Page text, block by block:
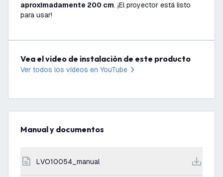
aproximadamente 200 cm. ¡El proyector está listo
para usar!
Vea el video de instalación de este producto
Ver todos los vídeos en YouTube
Manual y documentos
LVO10054_manual